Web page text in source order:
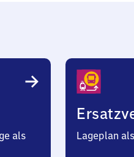
als
Lageplan